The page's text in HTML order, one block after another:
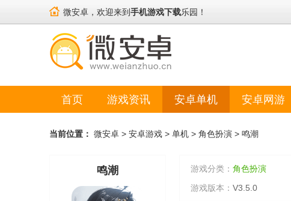
微安卓，欢迎来到手机游戏下载乐园！
首页 游戏资讯 安卓单机 安卓网游
当前位置： 微安卓 > 安卓游戏 > 单机 > 角色扮演 > 鸣潮
鸣潮 游戏分类： 角色扮演
游戏版本： V3.5.0